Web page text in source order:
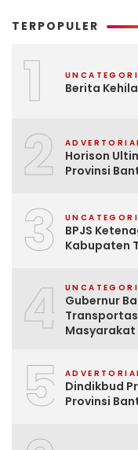
TERPOPULER
1 Berita
2
Horison
Provinsi
3
BPJS
Kabupaten
4
Gubernur
Masyarakat
5
Dindikbud
Provinsi